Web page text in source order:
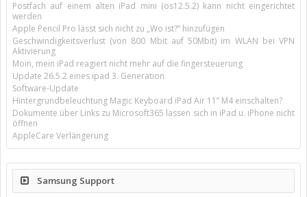
Postfach auf einem alten iPad mini (os12.5.2) kann nicht eingerichtet
werden
Apple Pencil Pro lässt sich nicht zu „Wo ist?“ hinzufügen
Geschwindigkeitsverlust (von 800 Mbit auf 50Mbit) im WLAN bei VPN
Aktivierung
Moin, mein iPad reagiert nicht mehr auf die fingersteuerung
Update 26.5.2 eines ipad 3. Generation
Software-Update
Hintergrundbeleuchtung Magic Keyboard iPad Air 11’’ M4 einschalten?
Dokumente über Links zu Microsoft365 lassen sich in iPad u. iPhone nicht
öffnen
AppleCare Verlängerung
Samsung Support